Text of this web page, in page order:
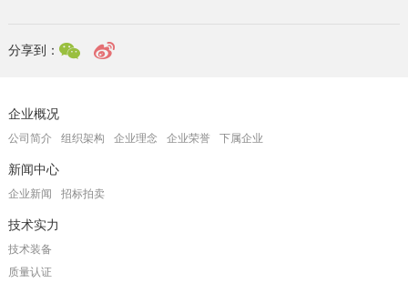
分享到：
企业概况
公司简介 组织架构 企业理念 企业荣誉 下属企业
新闻中心
企业新闻 招标拍卖
技术实力
技术装备
质量认证